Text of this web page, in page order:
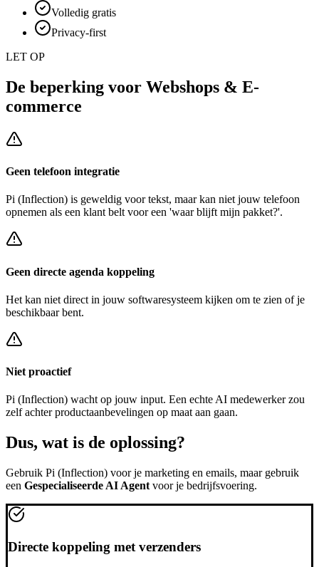
Volledig gratis
Privacy-first
LET OP
De beperking voor Webshops & E-
commerce
Geen telefoon integratie
Pi (Inflection) is geweldig voor tekst, maar kan niet jouw telefoon
opnemen als een klant belt voor een 'waar blijft mijn pakket?'.
Geen directe agenda koppeling
Het kan niet direct in jouw softwaresysteem kijken om te zien of je
beschikbaar bent.
Niet proactief
Pi (Inflection) wacht op jouw input. Een echte AI medewerker zou
zelf achterproductaanbevelingen op maataan gaan.
Dus, wat is de oplossing?
Gebruik Pi (Inflection) voor je marketing en emails, maar gebruik
een Gespecialiseerde AI Agent voor je bedrijfsvoering.
Directe koppeling met verzenders